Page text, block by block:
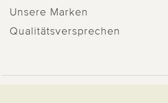
Unsere Marken
Qualitätsversprechen